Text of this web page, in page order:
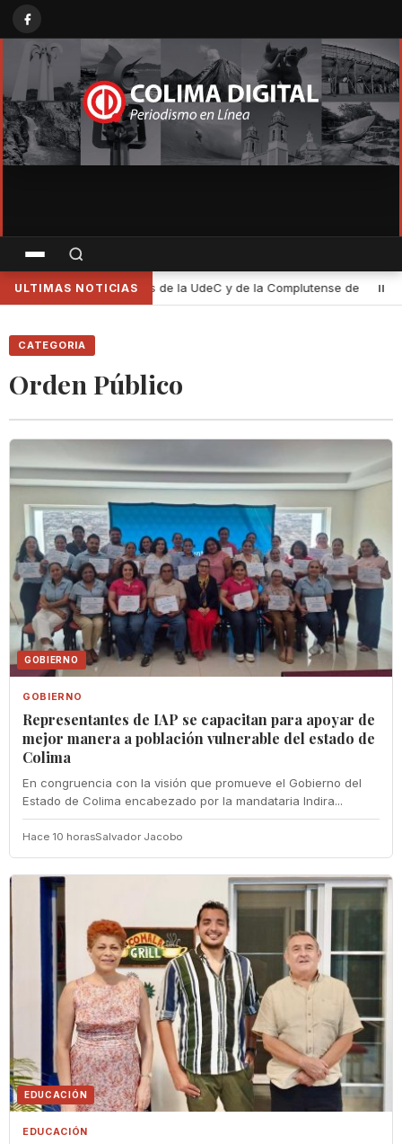
ULTIMAS NOTICIAS
de Madrid cómo las leyes definen y limitan el patrimonio
CATEGORIA
Orden Público
GOBIERNO
GOBIERNO
Representantes de IAP se capacitan para apoyar de
mejor manera a población vulnerable del estado de
Colima
En congruencia con la visión que promueve el Gobierno del
Estado de Colima encabezado por la mandataria Indira...
Hace 10 horasSalvador Jacobo
EDUCACIÓN
EDUCACIÓN